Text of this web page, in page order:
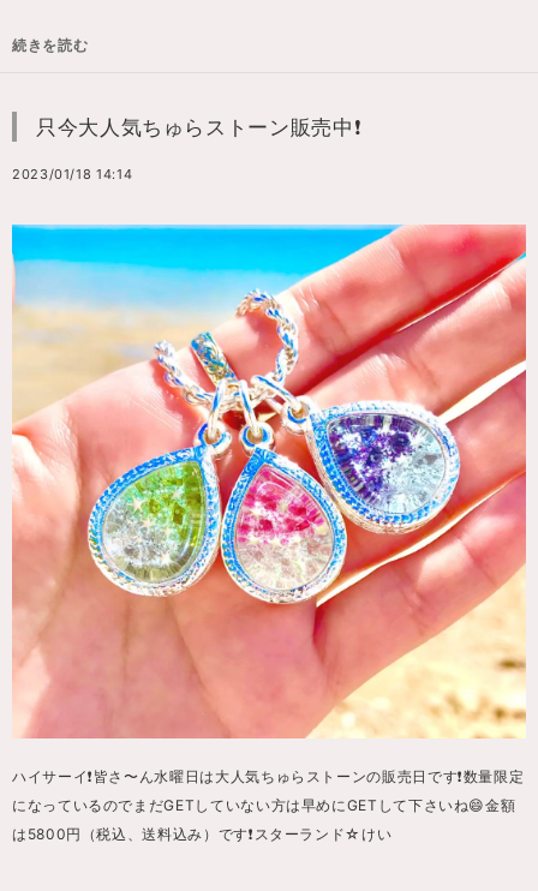
続きを読む
只今大人気ちゅらストーン販売中❗️
2023/01/18 14:14
ハイサーイ❗️皆さ〜ん水曜日は大人気ちゅらストーンの販売日です❗️数量限定
になっているのでまだGETしていない方は早めにGETして下さいね😄金額
は5800円（税込、送料込み）です❗️スターランド☆けい